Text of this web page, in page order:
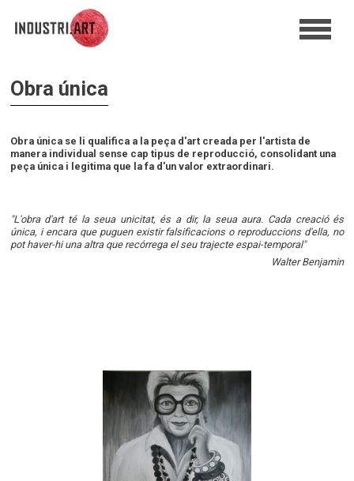
Obra única
Obra única se li qualifica a la peça d'art creada per l'artista de
manera individual sense cap tipus de reproducció, consolidant una
peça única i legitima que la fa d'un valor extraordinari.
"L'obra d'art té la seua unicitat, és a dir, la seua aura. Cada creació és
única, i encara que puguen existir falsificacions o reproduccions d'ella, no
pot haver-hi una altra que recórrega el seu trajecte espai-temporal"
Walter Benjamin